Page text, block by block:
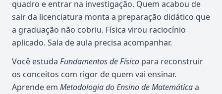
quadro e entrar na investigação. Quem acabou de
sair da licenciatura monta a preparação didático que
a graduação não cobriu. Física virou raciocínio
aplicado. Sala de aula precisa acompanhar.
Você estuda Fundamentos de Física para reconstruir
os conceitos com rigor de quem vai ensinar.
Aprende em Metodologia do Ensino de Matemáticaa